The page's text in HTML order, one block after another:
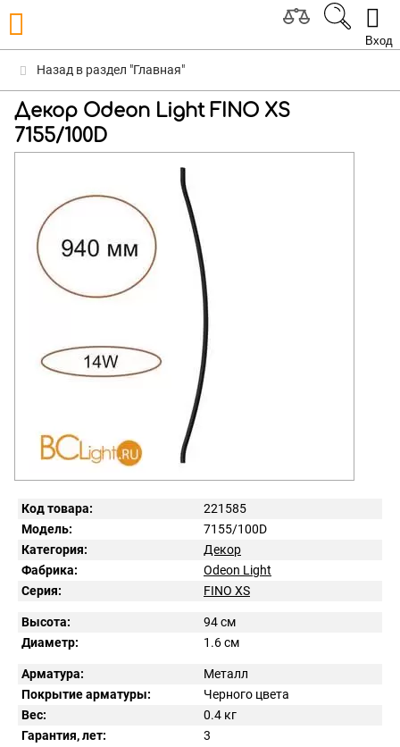
Вход
Назад в раздел "Главная"
Декор Odeon Light FINO XS
7155/100D
Код товара:
221585
Модель:
7155/100D
Категория:
Декор
Фабрика:
Odeon Light
Серия:
FINO XS
Высота:
94 см
Диаметр:
1.6 см
Арматура:
Металл
Покрытие арматуры:
Черного цвета
Вес:
0.4 кг
Гарантия, лет:
3